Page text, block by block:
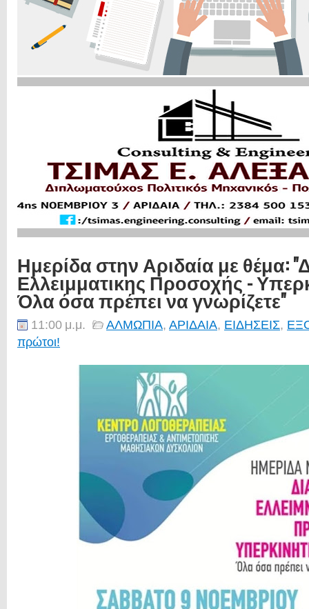
Ημερίδα στην Αριδαία με θέμα:
Ελλειμματικης Προσοχής -
Όλα όσα πρέπει να γνωρίζετε"
11:00 μ.μ. ΑΛΜΩΠΙΑ, ΑΡΙΔΑΙΑ, ΕΙΔΗΣΕΙΣ,
πρώτοι!